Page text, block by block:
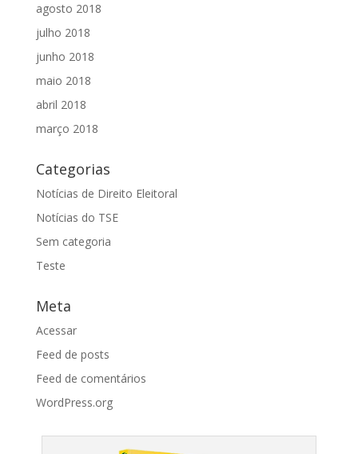
agosto 2018
julho 2018
junho 2018
maio 2018
abril 2018
março 2018
Categorias
Notícias de Direito Eleitoral
Notícias do TSE
Sem categoria
Teste
Meta
Acessar
Feed de posts
Feed de comentários
WordPress.org